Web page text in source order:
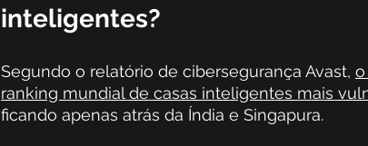
inteligentes?
Segundo o relatório de cibersegurança Avast, o
ranking mundial de casas inteligentes mais
ficando apenas atrás da Índia e Singapura.